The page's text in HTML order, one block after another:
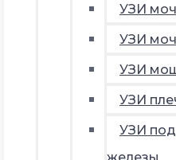
УЗИ
УЗИ
УЗИ
УЗИ
УЗИ